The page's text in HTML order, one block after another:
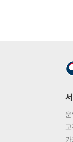
운